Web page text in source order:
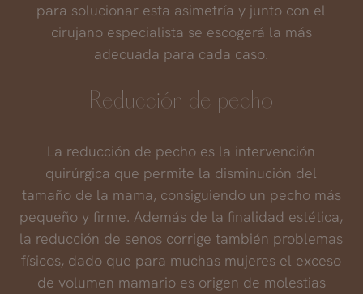
para solucionar esta asimetría y junto con el
cirujano especialista se escogerá la más
adecuada para cada caso.
Reducción de pecho
La reducción de pecho es la intervención
quirúrgica que permite la disminución del
tamaño de la mama, consiguiendo un pecho más
pequeño y firme. Además de la finalidad estética,
la reducción de senos corrige también problemas
físicos, dado que para muchas mujeres el exceso
de volumen mamario es origen de molestias